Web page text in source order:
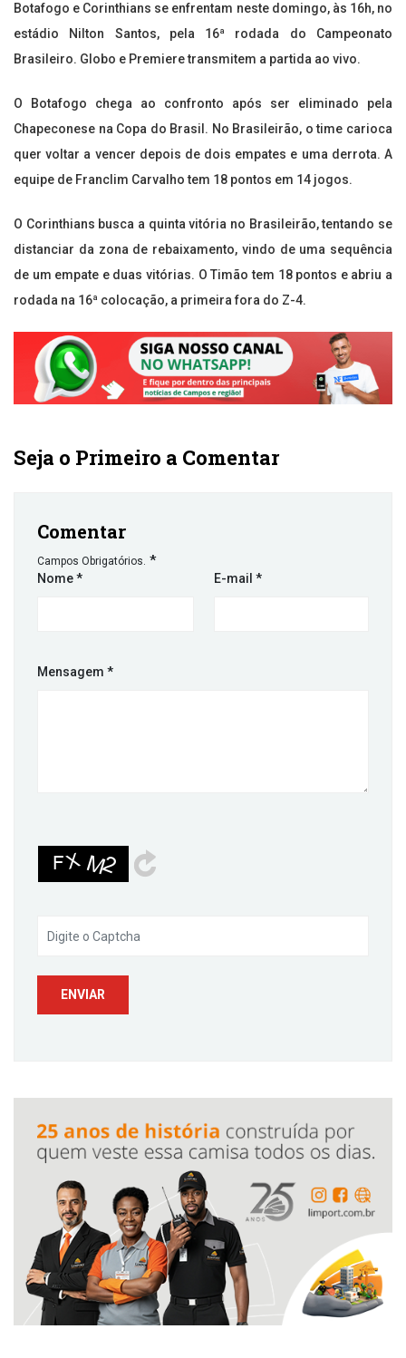
Botafogo e Corinthians se enfrentam neste domingo, às 16h, no
estádio Nilton Santos, pela 16ª rodada do Campeonato
Brasileiro. Globo e Premiere transmitem a partida ao vivo.
O Botafogo chega ao confronto após ser eliminado pela
Chapeconese na Copa do Brasil. No Brasileirão, o time carioca
quer voltar a vencer depois de dois empates e uma derrota. A
equipe de Franclim Carvalho tem 18 pontos em 14 jogos.
O Corinthians busca a quinta vitória no Brasileirão, tentando se
distanciar da zona de rebaixamento, vindo de uma sequência
de um empate e duas vitórias. O Timão tem 18 pontos e abriu a
rodada na 16ª colocação, a primeira fora do Z-4.
Seja o Primeiro a Comentar
Comentar
Campos Obrigatórios. *
Nome* E-mail *
Mensagem *